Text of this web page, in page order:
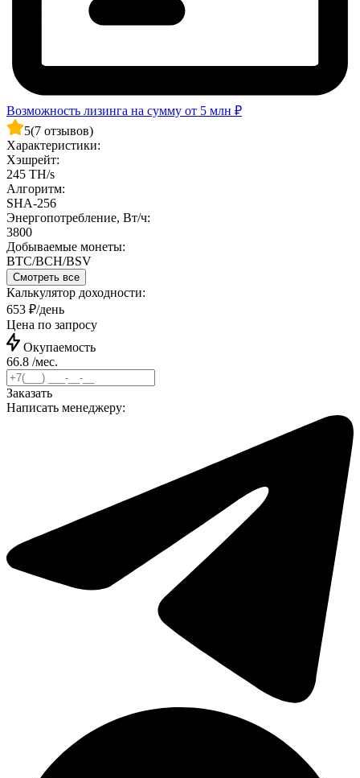
Возможность лизинга на сумму от 5 млн ₽
5(7 отзывов)
Характеристики:
Хэшрейт:
245 TH/s
Алгоритм:
SHA-256
Энергопотребление, Вт/ч:
3800
Добываемые монеты:
BTC/BCH/BSV
Смотреть все
Калькулятор доходности:
653 ₽/день
Цена по запросу
Окупаемость
66.8 /мес.
Заказать
Написать менеджеру: